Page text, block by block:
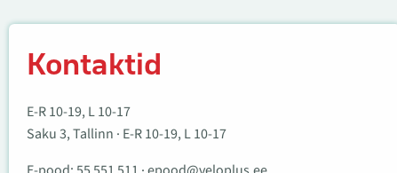
Kontaktid
E-R 10-19, L 10-17
Saku 3, Tallinn · E-R 10-19, L 10-17